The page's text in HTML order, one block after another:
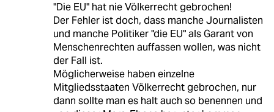
"Die EU" hat nie Völkerrecht gebrochen!
Der Fehler ist doch, dass manche Journalisten
und manche Politiker "die EU" als Garant von
Menschenrechten auffassen wollen, was nicht
der Fall ist.
Möglicherweise haben einzelne
Mitgliedsstaaten Völkerrecht gebrochen, nur
dann sollte man es halt auch so benennen und